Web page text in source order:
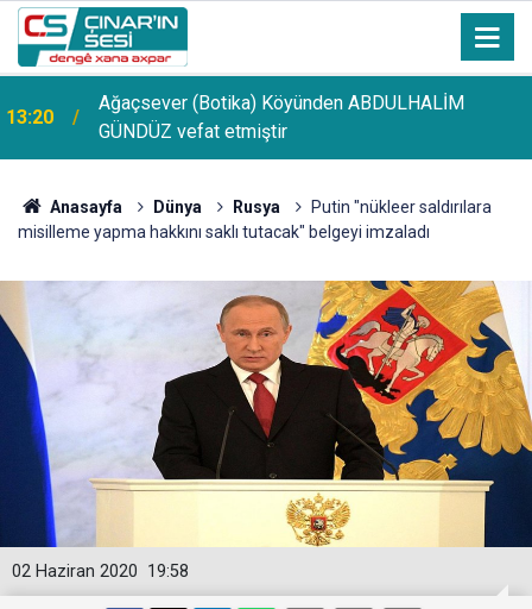
13:20
Ağaçsever (Botika) Köyünden ABDULHALİM
GÜNDÜZ vefat etmiştir
Anasayfa Dünya Rusya
Putin "nükleer saldırılara
misilleme yapma hakkını saklı tutacak" belgeyi imzaladı
19:58
02 Haziran 2020